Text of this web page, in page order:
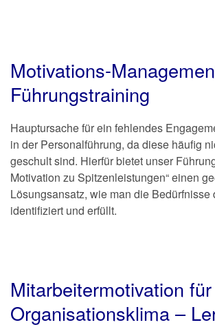
Motivations-
Führungstraining
Hauptursache für ein fehlendes
in der Personalführung, da diese häufig
geschult sind. Hierfür bietet unser
Motivation zu Spitzenleistungen“ einen
Lösungsansatz, wie man die Bedürfnisse
identifiziert und erfüllt.
Mitarbeitermotivation
Organisationsklima –